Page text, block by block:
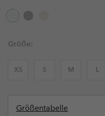
Größe:
XS S M L
Größentabelle